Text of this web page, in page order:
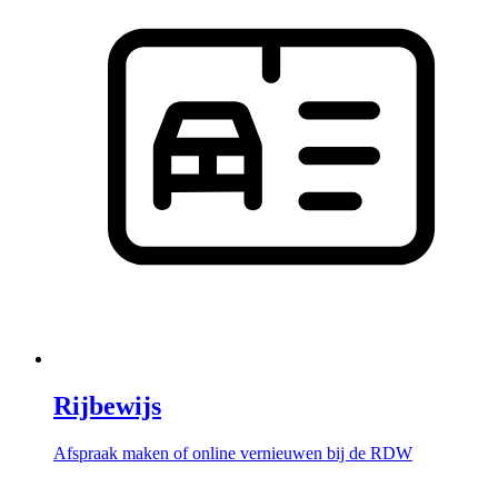
Rijbewijs
Afspraak maken of online vernieuwen bij de RDW